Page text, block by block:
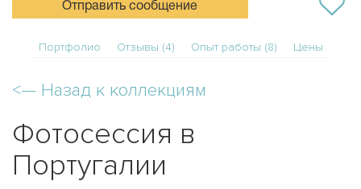
Отправить сообщение
Портфолио Отзывы (4) Опыт работы (8) Цены
<— Назад к коллекциям
Фотосессия в
Португалии